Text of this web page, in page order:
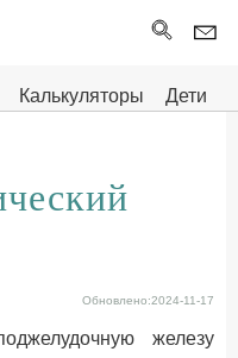
Калькуляторы
Дети
Обновлено:2024-11-17
железу